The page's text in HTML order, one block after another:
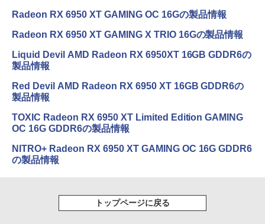
Radeon RX 6950 XT GAMING OC 16Gの製品情報
Radeon RX 6950 XT GAMING X TRIO 16Gの製品情報
Liquid Devil AMD Radeon RX 6950XT 16GB GDDR6の
製品情報
Red Devil AMD Radeon RX 6950 XT 16GB GDDR6の
製品情報
TOXIC Radeon RX 6950 XT Limited Edition GAMING
OC 16G GDDR6の製品情報
NITRO+ Radeon RX 6950 XT GAMING OC 16G GDDR6
の製品情報
トップページに戻る